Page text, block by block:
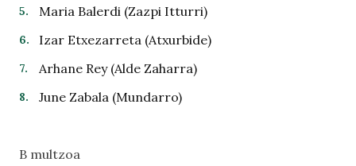
Maria Balerdi (Zazpi Itturri)
Izar Etxezarreta (Atxurbide)
Arhane Rey (Alde Zaharra)
June Zabala (Mundarro)
B multzoa